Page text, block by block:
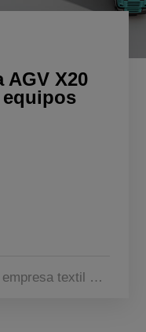
AGV X20
equipos
Next：Multiway ayudó a una empresa textil a actualizar la automatización de su logística de producción y almacén.